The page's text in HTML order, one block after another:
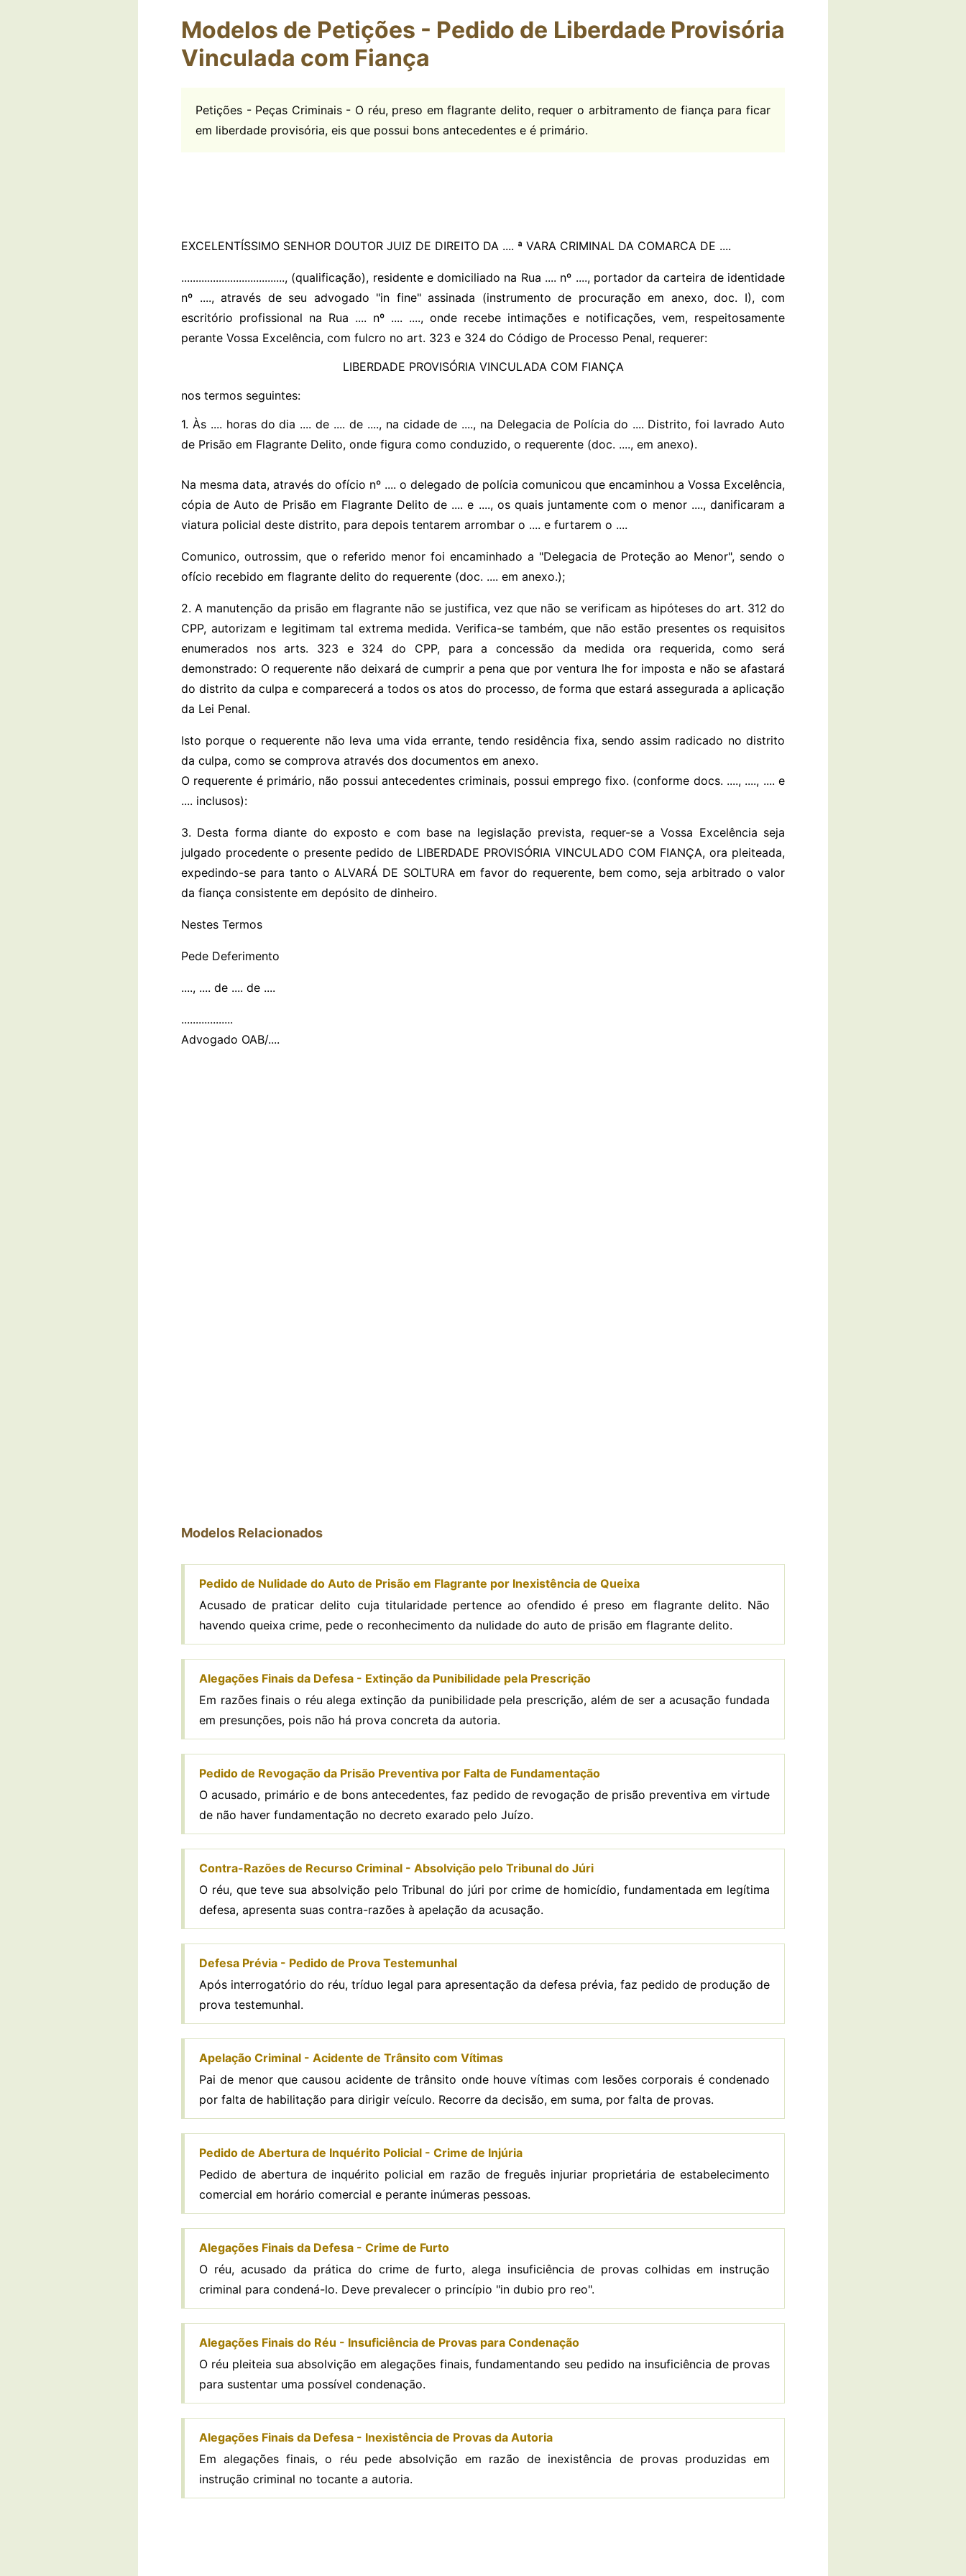
Modelos de Petições - Pedido de Liberdade Provisória
Vinculada com Fiança
Petições - Peças Criminais - O réu, preso em flagrante delito, requer o arbitramento de fiança para ficar
em liberdade provisória, eis que possui bons antecedentes e é primário.
EXCELENTÍSSIMO SENHOR DOUTOR JUIZ DE DIREITO DA .... ª VARA CRIMINAL DA COMARCA DE ....
...................................., (qualificação), residente e domiciliado na Rua .... nº ...., portador da carteira de identidade
nº ...., através de seu advogado "in fine" assinada (instrumento de procuração em anexo, doc. I), com
escritório profissional na Rua .... nº .... ...., onde recebe intimações e notificações, vem, respeitosamente
perante Vossa Excelência, com fulcro no art. 323 e 324 do Código de Processo Penal, requerer:
LIBERDADE PROVISÓRIA VINCULADA COM FIANÇA
nos termos seguintes:
1. Às .... horas do dia .... de .... de ...., na cidade de ...., na Delegacia de Polícia do .... Distrito, foi lavrado Auto
de Prisão em Flagrante Delito, onde figura como conduzido, o requerente (doc. ...., em anexo).
Na mesma data, através do ofício nº .... o delegado de polícia comunicou que encaminhou a Vossa Excelência,
cópia de Auto de Prisão em Flagrante Delito de .... e ...., os quais juntamente com o menor ...., danificaram a
viatura policial deste distrito, para depois tentarem arrombar o .... e furtarem o ....
Comunico, outrossim, que o referido menor foi encaminhado a "Delegacia de Proteção ao Menor", sendo o
ofício recebido em flagrante delito do requerente (doc. .... em anexo.);
2. A manutenção da prisão em flagrante não se justifica, vez que não se verificam as hipóteses do art. 312 do
CPP, autorizam e legitimam tal extrema medida. Verifica-se também, que não estão presentes os requisitos
enumerados nos arts. 323 e 324 do CPP, para a concessão da medida ora requerida, como será
demonstrado: O requerente não deixará de cumprir a pena que por ventura lhe for imposta e não se afastará
do distrito da culpa e comparecerá a todos os atos do processo, de forma que estará assegurada a aplicação
da Lei Penal.
Isto porque o requerente não leva uma vida errante, tendo residência fixa, sendo assim radicado no distrito
da culpa, como se comprova através dos documentos em anexo.
O requerente é primário, não possui antecedentes criminais, possui emprego fixo. (conforme docs. ...., ...., .... e
.... inclusos):
3. Desta forma diante do exposto e com base na legislação prevista, requer-se a Vossa Excelência seja
julgado procedente o presente pedido de LIBERDADE PROVISÓRIA VINCULADO COM FIANÇA, ora pleiteada,
expedindo-se para tanto o ALVARÁ DE SOLTURA em favor do requerente, bem como, seja arbitrado o valor
da fiança consistente em depósito de dinheiro.
Nestes Termos
Pede Deferimento
...., .... de .... de ....
..................
Advogado OAB/....
Modelos Relacionados
Pedido de Nulidade do Auto de Prisão em Flagrante por Inexistência de Queixa
Acusado de praticar delito cuja titularidade pertence ao ofendido é preso em flagrante delito. Não
havendo queixa crime, pede o reconhecimento da nulidade do auto de prisão em flagrante delito.
Alegações Finais da Defesa - Extinção da Punibilidade pela Prescrição
Em razões finais o réu alega extinção da punibilidade pela prescrição, além de ser a acusação fundada
em presunções, pois não há prova concreta da autoria.
Pedido de Revogação da Prisão Preventiva por Falta de Fundamentação
O acusado, primário e de bons antecedentes, faz pedido de revogação de prisão preventiva em virtude
de não haver fundamentação no decreto exarado pelo Juízo.
Contra-Razões de Recurso Criminal - Absolvição pelo Tribunal do Júri
O réu, que teve sua absolvição pelo Tribunal do júri por crime de homicídio, fundamentada em legítima
defesa, apresenta suas contra-razões à apelação da acusação.
Defesa Prévia - Pedido de Prova Testemunhal
Após interrogatório do réu, tríduo legal para apresentação da defesa prévia, faz pedido de produção de
prova testemunhal.
Apelação Criminal - Acidente de Trânsito com Vítimas
Pai de menor que causou acidente de trânsito onde houve vítimas com lesões corporais é condenado
por falta de habilitação para dirigir veículo. Recorre da decisão, em suma, por falta de provas.
Pedido de Abertura de Inquérito Policial - Crime de Injúria
Pedido de abertura de inquérito policial em razão de freguês injuriar proprietária de estabelecimento
comercial em horário comercial e perante inúmeras pessoas.
Alegações Finais da Defesa - Crime de Furto
O réu, acusado da prática do crime de furto, alega insuficiência de provas colhidas em instrução
criminal para condená-lo. Deve prevalecer o princípio "in dubio pro reo".
Alegações Finais do Réu - Insuficiência de Provas para Condenação
O réu pleiteia sua absolvição em alegações finais, fundamentando seu pedido na insuficiência de provas
para sustentar uma possível condenação.
Alegações Finais da Defesa - Inexistência de Provas da Autoria
Em alegações finais, o réu pede absolvição em razão de inexistência de provas produzidas em
instrução criminal no tocante a autoria.